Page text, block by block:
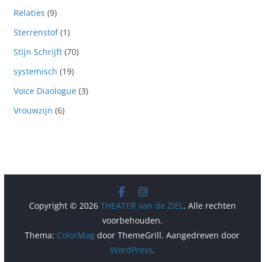
Relaties (9)
Sterrenstof(1)
Stijn Schrijft(70)
systemisch (19)
Voice Diaologue(3)
Vrouwzijn (6)
Copyright © 2026 THEATER van de ZIEL. Alle rechten
voorbehouden.
Thema: ColorMag door ThemeGrill. Aangedreven door
WordPress.